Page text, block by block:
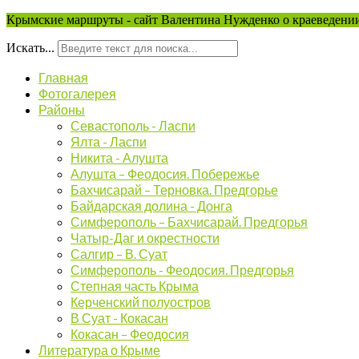
Крымские маршруты - сайт Валентина Нужденко о
Искать...
Главная
Фотогалерея
Районы
Севастополь - Ласпи
Ялта - Ласпи
Никита - Алушта
Алушта – Феодосия. Побережье
Бахчисарай – Терновка. Предгорье
Байдарская долина - Донга
Симферополь – Бахчисарай. Предгорья
Чатыр-Даг и окрестности
Салгир – В. Суат
Симферополь - Феодосия. Предгорья
Степная часть Крыма
Керченский полуостров
В Суат - Кокасан
Кокасан – Феодосия
Литература о Крыме